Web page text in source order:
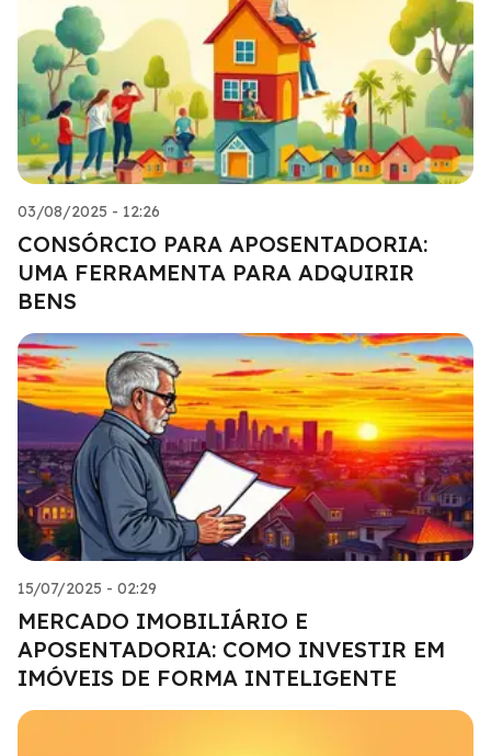
03/08/2025 - 12:26
CONSÓRCIO PARA APOSENTADORIA:
UMA FERRAMENTA PARA ADQUIRIR
BENS
15/07/2025 - 02:29
MERCADO IMOBILIÁRIO E
APOSENTADORIA: COMO INVESTIR EM
IMÓVEIS DE FORMA INTELIGENTE